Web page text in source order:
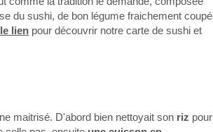
du sushi, de bon légume fraichement coupé
lien pour découvrir notre carte de sushi et
maitrisé. D'abord bien nettoyait son riz pour